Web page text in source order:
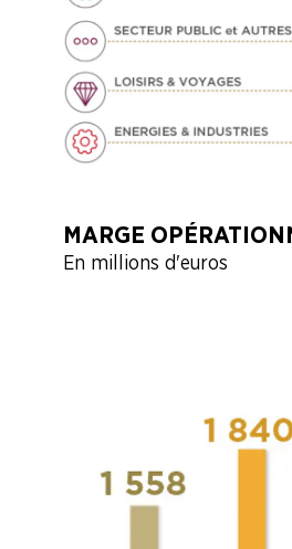
MARGE
En millions d'euros